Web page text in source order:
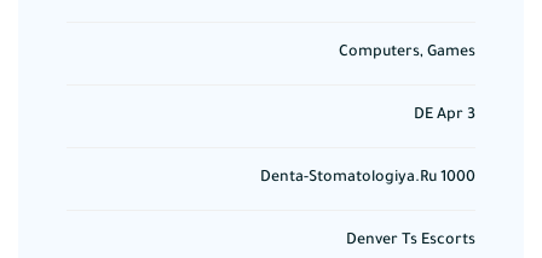
Computers, Games
DE Apr 3
Denta-Stomatologiya.ru 1000
Denver Ts Escorts